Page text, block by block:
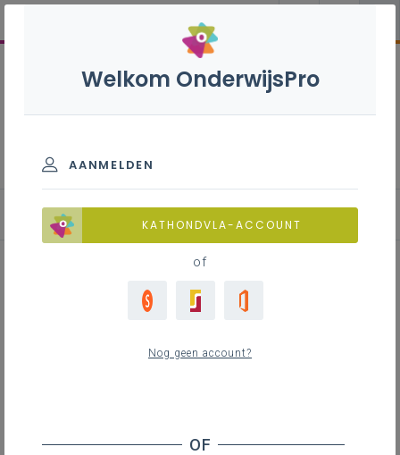
Kwaliteitsontwikkeling
Welkom OnderwijsPro
AANMELDEN
KATHONDVLA-ACCOUNT
of
Nog geen account?